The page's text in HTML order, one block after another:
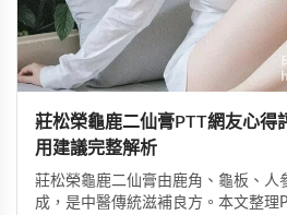
莊松榮龜鹿二仙膏PTT網友心得
用建議完整解析
莊松榮龜鹿二仙膏由鹿角、龜板、人
成，是中醫傳統滋補良方。本文整理